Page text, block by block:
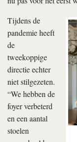
Tijdens de
pandemie heeft
de
tweekoppige
directie echter
niet stilgezeten.
“We hebben de
foyer verbeterd
en een aantal
stoelen